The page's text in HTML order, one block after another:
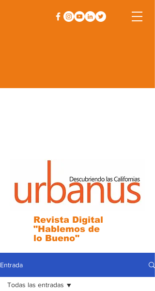
Revista Digital
"Hablemos de
lo Bueno"
Entrada
Todas las entradas